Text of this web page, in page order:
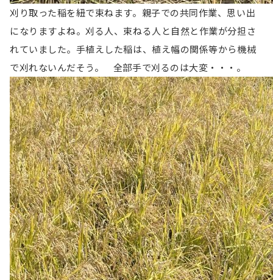
刈り取った稲を紐で束ねます。親子での共同作業、思い出
になりますよね。刈る人、束ねる人と自然と作業が分担さ
れていました。手植えした稲は、植え幅の関係等から機械
で刈れないんだそう。 全部手で刈るのは大変・・・。